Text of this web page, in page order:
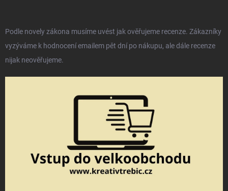
Podle novely zákona musíme uvést jak ověřujeme recenze. Zákazníky
vyzýváme k hodnocení emailem pět dní po nákupu, ale dále recenze
nijak neověřujeme.